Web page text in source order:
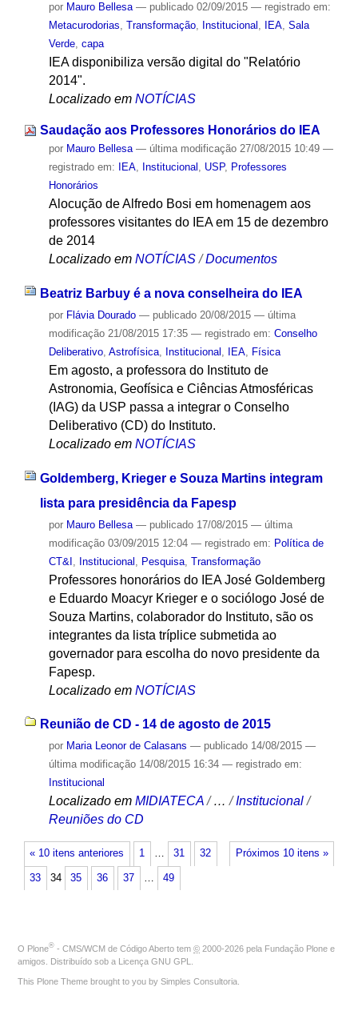
por Mauro Bellesa — publicado02/09/2015 — registrado em:
Metacurodorias, Transformação, Institucional , IEA, Sala
Verde, capa
IEA disponibiliza versão digital do "Relatório
2014".
Localizado em NOTÍCIAS
Saudação aos Professores Honorários do IEA
por Mauro Bellesa — última modificação27/08/2015 10:49 —
registrado em:
IEA, Institucional , USP, Professores
Honorários
Alocução de Alfredo Bosi em homenagem aos
professores visitantes do IEA em 15 de dezembro
de 2014
Localizado em NOTÍCIAS /Documentos
Beatriz Barbuy é a nova conselheira do IEA
por Flávia Dourado — publicado20/08/2015 — última
modificação21/08/2015 17:35 — registrado em: Conselho
Deliberativo, Astrofísica, Institucional IEA, Física
Em agosto, a professora do Instituto de
Astronomia, Geofísica e Ciências Atmosféricas
(IAG) da USP passa a integrar o Conselho
Deliberativo (CD) do Instituto.
Localizado em NOTÍCIAS
Goldemberg, Krieger e Souza Martins integram
lista para presidência da Fapesp
por Mauro Bellesa — publicado17/08/2015 — última
modificação03/09/2015 12:04 — registrado em: Política de
CT&I
Institucional Pesquisa, Transformação
Professores honorários do IEA José Goldemberg
e Eduardo Moacyr Krieger e o sociólogo José de
Souza Martins, colaborador do Instituto, são os
integrantes da lista tríplice submetida ao
governador para escolha do novo presidente da
Fapesp.
Localizado em NOTÍCIAS
Reunião de CD - 14 de agosto de 2015
por Maria Leonor de Calasans — publicado14/08/2015 —
última modificação14/08/2015 16:34 — registrado em:
Institucional
Localizado em MIDIATECA /…/Institucional /
Reuniões do CD
« 10 itens anteriores Próximos 10 itens »
1 … 31 32
33 34 35 36 37 … 49
O Plone® - CMS/WCM de Código Aberto tem © 2000-2026 pela Fundação Plone e
amigos. Distribuído sob a Licença GNU GPL
This Plone Theme brought to you by Simples Consultoria